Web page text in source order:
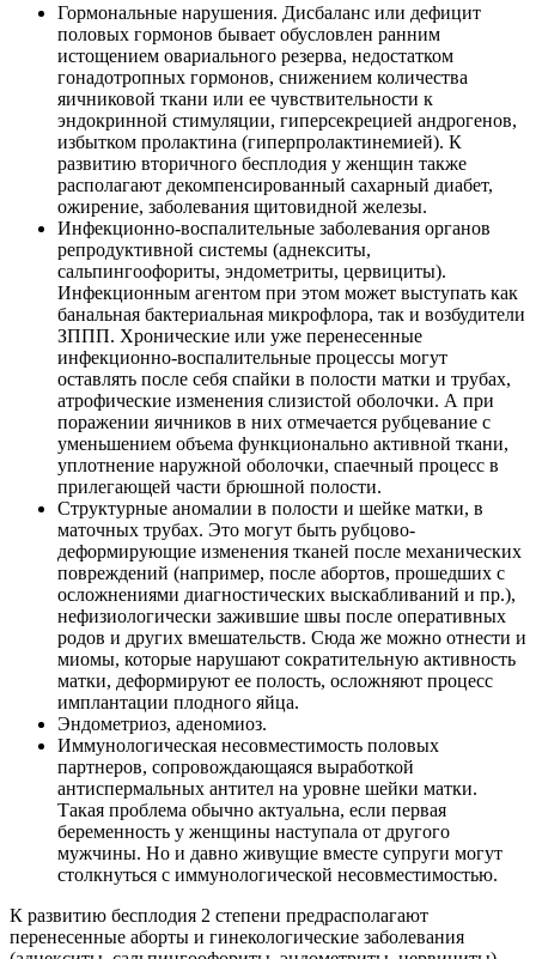
Гормональные нарушения. Дисбаланс или дефицит
половых гормонов бывает обусловлен ранним
истощением овариального резерва, недостатком
гонадотропных гормонов, снижением количества
яичниковой ткани или ее чувствительности к
эндокринной стимуляции, гиперсекрецией андрогенов,
избытком пролактина (гиперпролактинемией). К
развитию вторичного бесплодия у женщин также
располагают декомпенсированный сахарный диабет,
ожирение, заболевания щитовидной железы.
Инфекционно-воспалительные заболевания органов
репродуктивной системы (аднекситы,
сальпингоофориты, эндометриты, цервициты).
Инфекционным агентом при этом может выступать как
банальная бактериальная микрофлора, так и возбудители
ЗППП. Хронические или уже перенесенные
инфекционно-воспалительные процессы могут
оставлять после себя спайки в полости матки и трубах,
атрофические изменения слизистой оболочки. А при
поражении яичников в них отмечается рубцевание с
уменьшением объема функционально активной ткани,
уплотнение наружной оболочки, спаечный процесс в
прилегающей части брюшной полости.
Структурные аномалии в полости и шейке матки, в
маточных трубах. Это могут быть рубцово-
деформирующие изменения тканей после механических
повреждений (например, после абортов, прошедших с
осложнениями диагностических выскабливаний и пр.),
нефизиологически зажившие швы после оперативных
родов и других вмешательств. Сюда же можно отнести и
миомы, которые нарушают сократительную активность
матки, деформируют ее полость, осложняют процесс
имплантации плодного яйца.
Эндометриоз, аденомиоз.
Иммунологическая несовместимость половых
партнеров, сопровождающаяся выработкой
антиспермальных антител на уровне шейки матки.
Такая проблема обычно актуальна, если первая
беременность у женщины наступала от другого
мужчины. Но и давно живущие вместе супруги могут
столкнуться с иммунологической несовместимостью.
К развитию бесплодия 2 степени предрасполагают
перенесенные аборты и гинекологические заболевания